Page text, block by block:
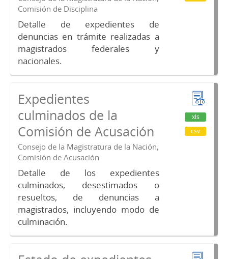
Comisión de Disciplina
Detalle de expedientes de
denuncias en trámite realizadas a
magistrados federales y
nacionales.
Expedientes
culminados de la
Comisión de Acusación
Consejo de la Magistratura de la Nación,
Comisión de Acusación
Detalle de los expedientes
culminados, desestimados o
resueltos, de denuncias a
magistrados, incluyendo modo de
culminación.
xls
csv